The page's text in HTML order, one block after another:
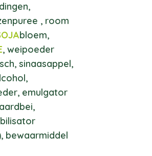
, room
bloem,
, weipoeder
sinaasappel,
emulgator
bewaarmiddel